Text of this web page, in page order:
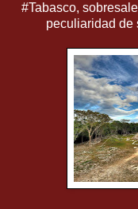
#Tabasco,
peculiaridad de